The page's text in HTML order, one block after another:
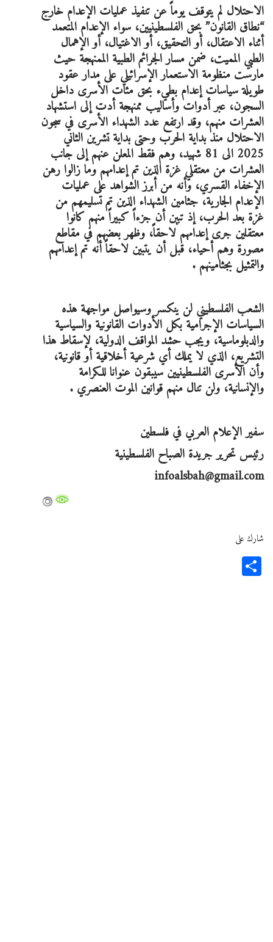
الاحتلال لم يتوقف يوماً عن تنفيذ عمليات الإعدام خارج
“نطاق القانون” بحق الفلسطينيين، سواء الإعدام المتعمد
أثناء الاعتقال، أو التحقيق، أو الاغتيال، أو الإهمال
الطبي المميت، ضمن مسار الجرائم الطبية الممنهجة حيث
مارست منظومة الاستعمار الإسرائيلي على مدار عقود
طويلة سياسات إعدام بطيء بحق مئات الأسرى داخل
السجون، عبر أدوات وأساليب ممنهجة أدت إلى استشهاد
العشرات منهم، وقد ارتفع عدد الشهداء الأسرى في سجون
الاحتلال منذ بداية الحرب وحتى بداية تشرين الثاني
2025 الى 81 شهيد، وهم فقط المعلن عنهم إلى جانب
العشرات من معتقلي غزة الذين تم إعدامهم وما زالوا رهن
الإخفاء القسري، وأنه من أبرز الشواهد على عمليات
الإعدام الجارية، جثامين الشهداء الذين تم تسليمهم من
غزة بعد الحرب، إذ تبين أن جزءاً كبيراً منهم كانوا
معتقلين جرى إعدامهم لاحقاً، وظهر بعضهم في مقاطع
مصورة وهم أحياء، قبل أن يتبين لاحقاً أنه تم إعدامهم
والتمثيل بجثامينهم .
الشعب الفلسطيني لن ينكسر وسيواصل مواجهة هذه
السياسات الإجرامية بكل الأدوات القانونية والسياسية
والدبلوماسية، ويجب حشد المواقف الدولية، لإسقاط هذا
التشريع، الذي لا يملك أي شرعية أخلاقية أو قانونية،
وأن الأسرى الفلسطينيين سيبقون عنوانا للكرامة
والإنسانية، ولن تنال منهم قوانين الموت العنصري .
سفير الإعلام العربي في فلسطين
رئيس تحرير جريدة الصباح الفلسطينية
infoalsbah@gmail.com
شارك على